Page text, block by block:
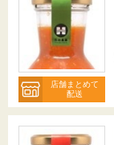
店舗まとめて
配送